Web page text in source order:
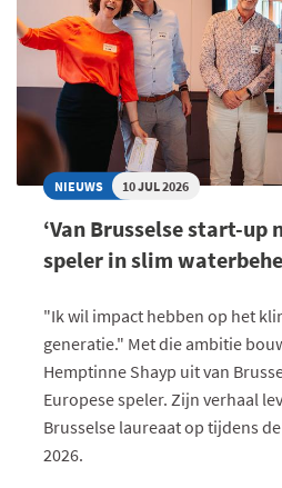
NIEUWS 10 JUL 2026
‘Van Brusselse start-up
speler in slim
"Ik wil impact hebben op het
generatie." Met die ambitie
Hemptinne Shayp uit van
Europese speler. Zijn verhaal
Brusselse laureaat op tijdens
2026.